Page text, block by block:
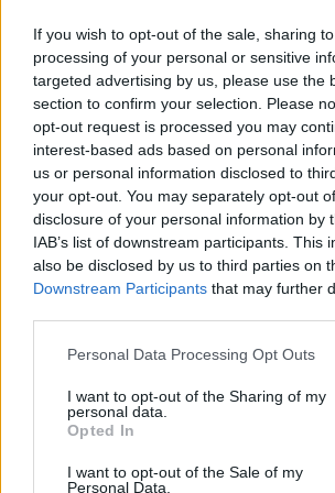
If you wish to opt-out of the sale, sharing
processing of your personal or sensitive
targeted advertising by us, please use the
section to confirm your selection. Please
opt-out request is processed you may
interest-based ads based on personal
us or personal information disclosed to
your opt-out. You may separately opt-out
disclosure of your personal information by
IAB’s list of downstream participants. This
also be disclosed by us to third parties on
Downstream Participants that may further
Please note that this website/app uses one
not limited to your visit or usage behaviour.
grant or deny consent to Google and its
use your data for below specified purposes
consent section.
Personal Data Processing Opt Outs
I want to opt-out of the Sharing of my
personal data.
Opted In
I want to opt-out of the Sale of my
Personal Data.
amikor 1886-ban a két irányzat
egy név - Magyarországi
alatt egyesült. Ezt az időpontot
magyar szabadkőműves virágkor
1919-ig tartott. Nemcsak a tagság
az általuk képviselt jótékonysági
kiemelkedő számában is
szabadkőművesség népszerűsége.
dicsekedhettek akkoriban, mint Ady
József, Bölöni György, Ignotus,
Mechwart András, Wekerle Sándor,
Dezső, Türr István, Pulszky Ferenc,
Kresz Géza és Heltai Jenő.
engedtek soraik közé, bár
A két háború közötti korszak és a
igen kedvezett a szabadkőműves-
újkori páholyok jórészt a